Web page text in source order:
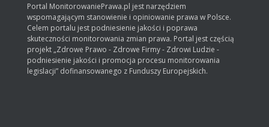
Portal MonitorowaniePrawa.pl jest narzędziem
wspomagającym stanowienie i opiniowanie prawa w Polsce.
Celem portalu jest podniesienie jakości i poprawa
skuteczności monitorowania zmian prawa. Portal jest częścią
projekt „Zdrowe Prawo - Zdrowe Firmy - Zdrowi Ludzie -
podniesienie jakości i promocja procesu monitorowania
legislacji” dofinansowanego z Funduszy Europejskich.